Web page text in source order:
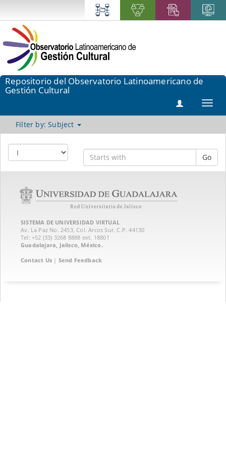
Repositorio del Observatorio Latinoamericano de
Gestión Cultural
Filter by: Subject
Go
SISTEMA DE UNIVERSIDAD VIRTUAL
Av. La Paz No. 2453, Col. Arcos Sur. C.P. 44130
Tel: +52 (33) 3268 8888‏ ext. 18801
Guadalajara, Jalisco, México.
Contact Us | Send Feedback